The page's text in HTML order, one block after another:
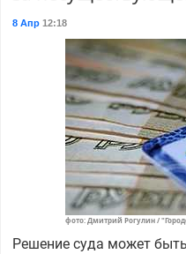
8 Апр12:18
фото: Дмитрий Рогулин /
Решение суда может